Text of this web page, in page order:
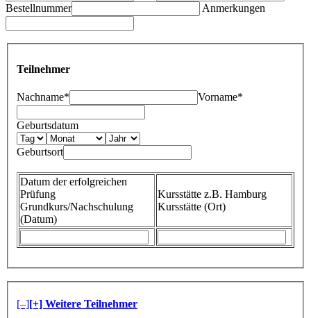
Bestellnummer
Anmerkungen
Teilnehmer
Nachname* Vorname*
Geburtsdatum
Geburtsort
Datum der erfolgreichen
Prüfung
Grundkurs/Nachschulung
(Datum)
Kursstätte z.B. Hamburg
Kursstätte (Ort)
[–][+] Weitere Teilnehmer